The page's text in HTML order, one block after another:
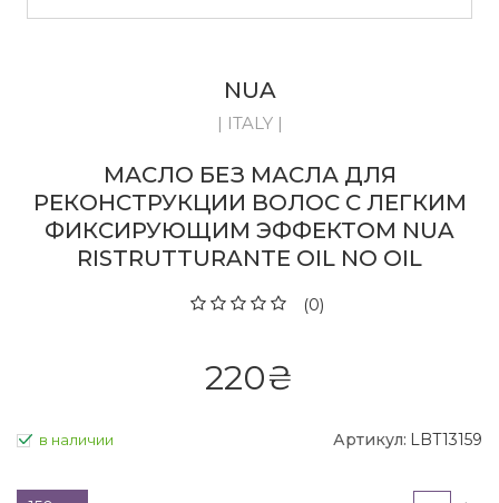
NUA
| ITALY |
МАСЛО БЕЗ МАСЛА ДЛЯ
РЕКОНСТРУКЦИИ ВОЛОС С ЛЕГКИМ
ФИКСИРУЮЩИМ ЭФФЕКТОМ NUA
RISTRUTTURANTE OIL NO OIL
(0)
220₴
в наличии Артикул: LBT13159